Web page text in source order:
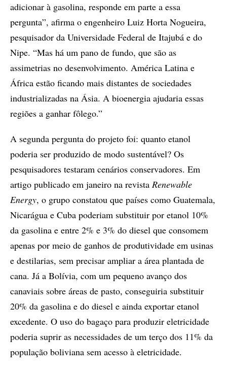
adicionar à gasolina, responde em parte a essa
pergunta”, afirma o engenheiro Luiz Horta Nogueira,
pesquisador da Universidade Federal de Itajubá e do
Nipe. “Mas há um pano de fundo, que são as
assimetrias no desenvolvimento. América Latina e
África estão ficando mais distantes de sociedades
industrializadas na Ásia. A bioenergia ajudaria essas
regiões a ganhar fôlego.”
A segunda pergunta do projeto foi: quanto etanol
poderia ser produzido de modo sustentável? Os
pesquisadores testaram cenários conservadores. Em
artigo publicado em janeiro na revista Renewable
Energy, o grupo constatou que países como Guatemala,
Nicarágua e Cuba poderiam substituir por etanol 10%
da gasolina e entre 2% e 3% do diesel que consomem
apenas por meio de ganhos de produtividade em usinas
e destilarias, sem precisar ampliar a área plantada de
cana. Já a Bolívia, com um pequeno avanço dos
canaviais sobre áreas de pasto, conseguiria substituir
20% da gasolina e do diesel e ainda exportar etanol
excedente. O uso do bagaço para produzir eletricidade
poderia suprir as necessidades de um terço dos 11% da
população boliviana sem acesso à eletricidade.